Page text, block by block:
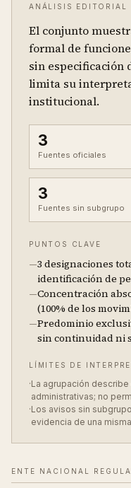
ANÁLISIS EDITORIAL
El conjunto
formal de
sin especificación
limita su
institucional.
3
Fuentes oficiales
3
Fuentes sin subgrupo
PUNTOS CLAVE
—3 designaciones
identificación de
—Concentración
(100% de los
—Predominio
sin continuidad ni
LÍMITES DE
·La agrupación
administrativas; no
·Los avisos sin
evidencia de una
ENTE NACIONAL